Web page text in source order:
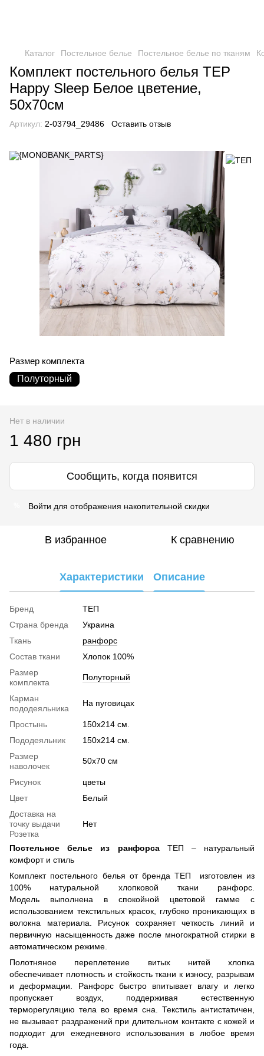
Каталог Постельное белье Постельное белье по тканям
Комплект постельного белья TEP
Happy Sleep Белое цветение,
50х70см
Артикул: 2-03794_29486 Оставить отзыв
Размер комплекта
Полуторный
Нет в наличии
1 480 грн
Сообщить, когда появится
Войти для отображения накопительной скидки
В избранное К сравнению
Характеристики Описание
Бренд
ТЕП
Страна бренда
Украина
Ткань
ранфорс
Cостав ткани
Хлопок 100%
Размер
комплекта
Полуторный
Карман
пододеяльника
На пуговицах
Простынь
150х214 см.
Пододеяльник
150х214 см.
Размер
наволочек
50х70 см
Рисунок
цветы
Цвет
Белый
Доставка на
точку выдачи
Розетка
Нет
Постельное белье из ранфорсаТЕП – натуральный
комфорт и стиль
Комплект постельного белья от бренда ТЕП изготовлен из
100% натуральной хлопковой ткани ранфорс.
Модель выполнена в спокойной цветовой гамме с
использованием текстильных красок, глубоко проникающих в
волокна материала. Рисунок сохраняет четкость линий и
первичную насыщенность даже после многократной стирки в
автоматическом режиме.
Полотняное переплетение витых нитей хлопка
обеспечивает плотность и стойкость ткани к износу, разрывам
и деформации. Ранфорс быстро впитывает влагу и легко
пропускает воздух, поддерживая естественную
терморегуляцию тела во время сна. Текстиль антистатичен,
не вызывает раздражений при длительном контакте с кожей и
подходит для ежедневного использования в любое время
года.